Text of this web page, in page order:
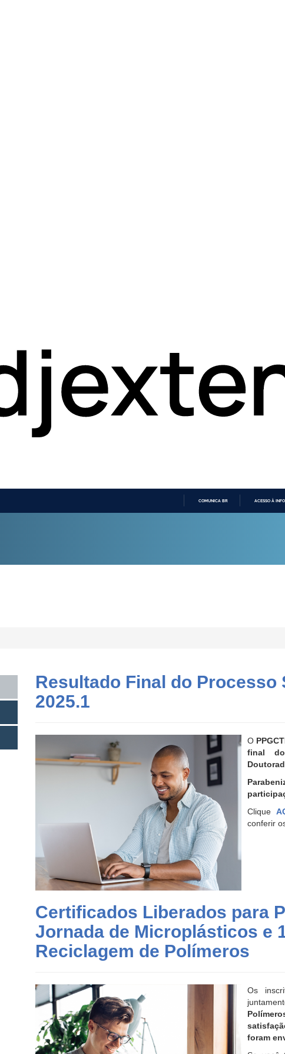
COMUNICA BR ACESSO À
Resultado Final do Processo
2025.1
O
final
Clique
conferir
Certificados Liberados para
Jornada de Microplásticos e
Reciclagem de Polímeros
Os
foram